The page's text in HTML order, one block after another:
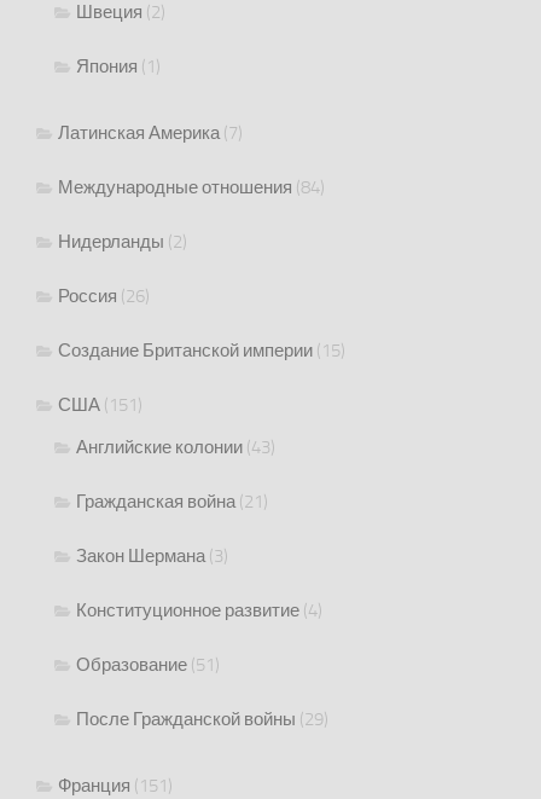
Швеция (2)
Япония (1)
Латинская Америка(7)
Международные отношения (84)
Нидерланды (2)
Россия (26)
Создание Британской империи (15)
США (151)
Английские колонии (43)
Гражданская война(21)
Закон Шермана(3)
Конституционное развитие (4)
Образование (51)
После Гражданской войны (29)
Франция (151)